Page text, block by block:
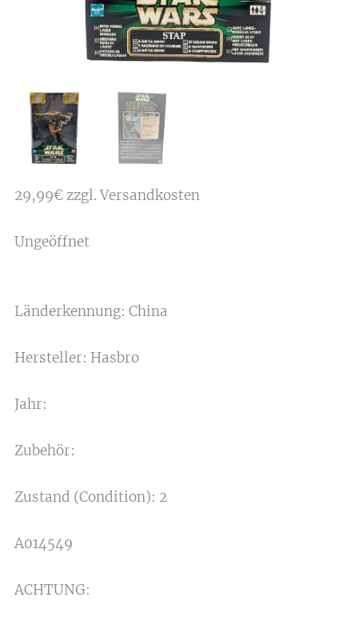
29,99€ zzgl. Versandkosten
Ungeöffnet
Länderkennung: China
Hersteller: Hasbro
Jahr:
Zubehör:
Zustand (Condition): 2
A014549
ACHTUNG: